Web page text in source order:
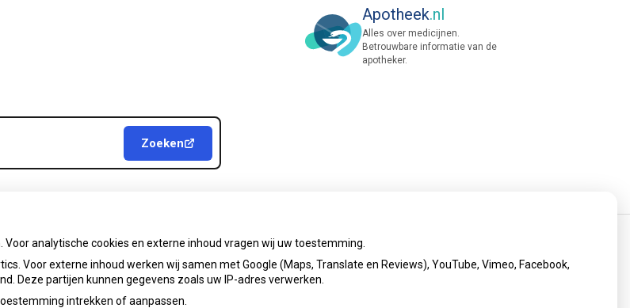
Apotheek.nl
Alles over medicijnen.
Betrouwbare informatie van de
apotheker.
Zoeken
Privacy verklaring | Cookie-instellingen | Voorwaarden
analytische cookies en externe inhoud vragen wij uw toestemming.
Voor externe inhoud werken wij samen met Google (Maps, Translate en Reviews), YouTube, Vimeo, Facebook,
Deze partijen kunnen gegevens zoals uw IP-adres verwerken.
intrekken of aanpassen.